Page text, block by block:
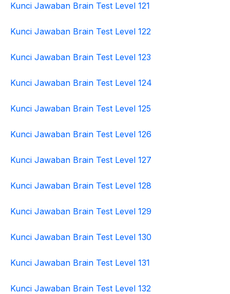
Kunci Jawaban Brain Test Level 121
Kunci Jawaban Brain Test Level 122
Kunci Jawaban Brain Test Level 123
Kunci Jawaban Brain Test Level 124
Kunci Jawaban Brain Test Level 125
Kunci Jawaban Brain Test Level 126
Kunci Jawaban Brain Test Level 127
Kunci Jawaban Brain Test Level 128
Kunci Jawaban Brain Test Level 129
Kunci Jawaban Brain Test Level 130
Kunci Jawaban Brain Test Level 131
Kunci Jawaban Brain Test Level 132